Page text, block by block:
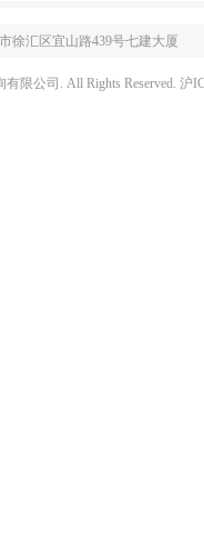
汇区宜山路439号七建大厦
限公司. All Rights Reserved. 沪